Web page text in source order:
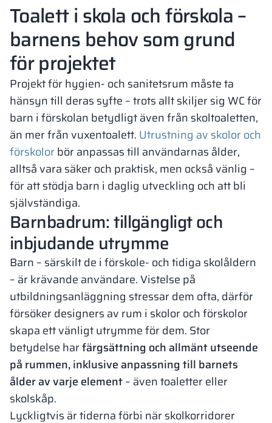
Toalett i skola och förskola –
barnens behov som grund
för projektet
Projekt för hygien- och sanitetsrum måste ta
hänsyn till deras syfte – trots allt skiljer sig WC för
barn i förskolan betydligt även från skoltoaletten,
än mer från vuxentoalett. Utrustning av skolor och
förskolor bör anpassas till användarnas ålder,
alltså vara säker och praktisk, men också vänlig –
för att stödja barn i daglig utveckling och att bli
självständiga.
Barnbadrum: tillgängligt och
inbjudande utrymme
Barn – särskilt de i förskole- och tidiga skolåldern
– är krävande användare. Vistelse på
utbildningsanläggning stressar dem ofta, därför
försöker designers av rum i skolor och förskolor
skapa ett vänligt utrymme för dem. Stor
betydelse harfärgsättning och allmänt utseende
på rummen, inklusive anpassning till barnets
ålder av varje element– även toaletter eller
skolskåp.
Lyckligtvis är tiderna förbi när skolkorridorer